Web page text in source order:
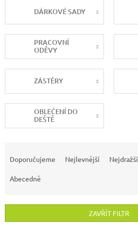
DÁRKOVÉ SADY
PRACOVNÍ
ODĚVY
ZÁSTĚRY
OBLEČENÍ DO
DEŠTĚ
r
Doporučujeme Nejlevnější Nejdražší
Abecedně
ZAVŘÍT FILTR